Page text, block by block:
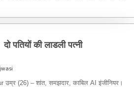
दो पतियों की लाडली पत्नी
उम्र (26) – शांत, समझदार, काबिल AI इंजीनियर।